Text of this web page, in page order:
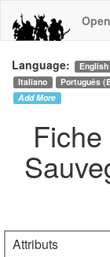
Language: English
Italiano
Português
Add More
Attributs